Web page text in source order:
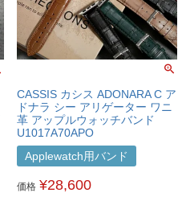
CASSIS カシス ADONARA C ア
ドナラ シー アリゲーター ワニ
革 アップルウォッチバンド
U1017A70APO
Applewatch用バンド
価格 ¥28,600